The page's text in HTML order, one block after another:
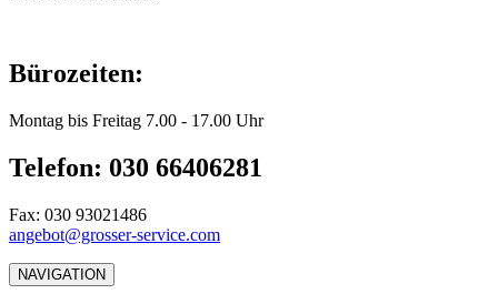
Bürozeiten:
Montag bis Freitag 7.00 - 17.00 Uhr
Telefon: 030 66406281
Fax: 030 93021486
angebot@grosser-service.com
NAVIGATION